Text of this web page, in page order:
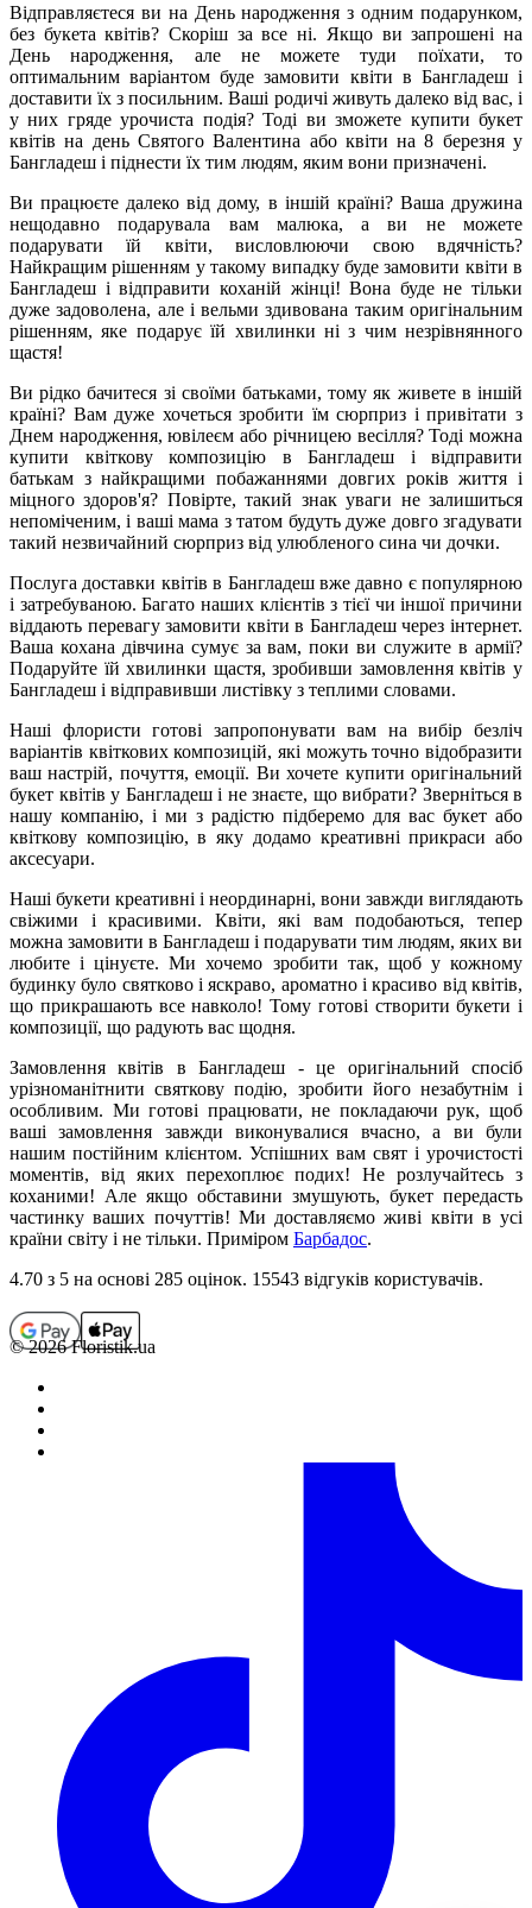
Відправляєтеся ви на День народження з одним подарунком,
без букета квітів? Скоріш за все ні. Якщо ви запрошені на
День народження, але не можете туди поїхати, то
оптимальним варіантом буде замовити квіти в Бангладеш і
доставити їх з посильним. Ваші родичі живуть далеко від вас, і
у них гряде урочиста подія? Тоді ви зможете купити букет
квітів на день Святого Валентина або квіти на 8 березня у
Бангладеш і піднести їх тим людям, яким вони призначені.
Ви працюєте далеко від дому, в іншій країні? Ваша дружина
нещодавно подарувала вам малюка, а ви не можете
подарувати їй квіти, висловлюючи свою вдячність?
Найкращим рішенням у такому випадку буде замовити квіти в
Бангладеш і відправити коханій жінці! Вона буде не тільки
дуже задоволена, але і вельми здивована таким оригінальним
рішенням, яке подарує їй хвилинки ні з чим незрівнянного
щастя!
Ви рідко бачитеся зі своїми батьками, тому як живете в іншій
країні? Вам дуже хочеться зробити їм сюрприз і привітати з
Днем народження, ювілеєм або річницею весілля? Тоді можна
купити квіткову композицію в Бангладеш і відправити
батькам з найкращими побажаннями довгих років життя і
міцного здоров'я? Повірте, такий знак уваги не залишиться
непоміченим, і ваші мама з татом будуть дуже довго згадувати
такий незвичайний сюрприз від улюбленого сина чи дочки.
Послуга доставки квітів в Бангладеш вже давно є популярною
і затребуваною. Багато наших клієнтів з тієї чи іншої причини
віддають перевагу замовити квіти в Бангладеш через інтернет.
Ваша кохана дівчина сумує за вам, поки ви служите в армії?
Подаруйте їй хвилинки щастя, зробивши замовлення квітів у
Бангладеш і відправивши листівку з теплими словами.
Наші флористи готові запропонувати вам на вибір безліч
варіантів квіткових композицій, які можуть точно відобразити
ваш настрій, почуття, емоції. Ви хочете купити оригінальний
букет квітів у Бангладеш і не знаєте, що вибрати? Зверніться в
нашу компанію, і ми з радістю підберемо для вас букет або
квіткову композицію, в яку додамо креативні прикраси або
аксесуари.
Наші букети креативні і неординарні, вони завжди виглядають
свіжими і красивими. Квіти, які вам подобаються, тепер
можна замовити в Бангладеш і подарувати тим людям, яких ви
любите і цінуєте. Ми хочемо зробити так, щоб у кожному
будинку було святково і яскраво, ароматно і красиво від квітів,
що прикрашають все навколо! Тому готові створити букети і
композиції, що радують вас щодня.
Замовлення квітів в Бангладеш - це оригінальний спосіб
урізноманітнити святкову подію, зробити його незабутнім і
особливим. Ми готові працювати, не покладаючи рук, щоб
ваші замовлення завжди виконувалися вчасно, а ви були
нашим постійним клієнтом. Успішних вам свят і урочистості
моментів, від яких перехоплює подих!Не розлучайтесь з
коханими! Але якщо обставини змушують, букет передасть
частинку ваших почуттів! Ми доставляємо живі квіти в усі
країни світу і не тільки. Приміром Барбадос.
4.70 з 5 на основi 285 оцiнок. 15543 відгуків користувачiв.
© 2026 Floristik.ua